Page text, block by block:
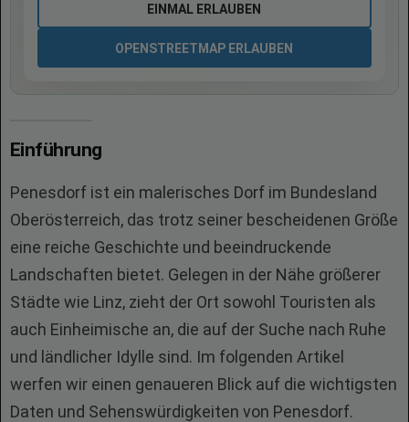
EINMAL ERLAUBEN
OPENSTREETMAP ERLAUBEN
Einführung
Penesdorf ist ein malerisches Dorf im Bundesland
Oberösterreich, das trotz seiner bescheidenen Größe
eine reiche Geschichte und beeindruckende
Landschaften bietet. Gelegen in der Nähe größerer
Städte wie Linz, zieht der Ort sowohl Touristen als
auch Einheimische an, die auf der Suche nach Ruhe
und ländlicher Idylle sind. Im folgenden Artikel
werfen wir einen genaueren Blick auf die wichtigsten
Daten und Sehenswürdigkeiten von Penesdorf.